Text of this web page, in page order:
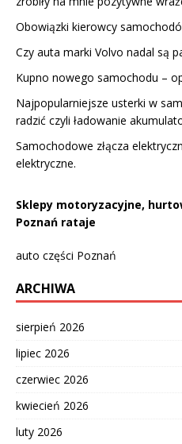
Obowiązki kierowcy
Czy auta marki Volvo nadal są
Kupno nowego samochodu –
Najpopularniejsze usterki w
radzić czyli ładowanie
Samochodowe złącza
elektryczne.
Sklepy motoryzacyjne,
Poznań rataje
auto części Poznań
ARCHIWA
sierpień 2026
lipiec 2026
czerwiec 2026
kwiecień 2026
luty 2026